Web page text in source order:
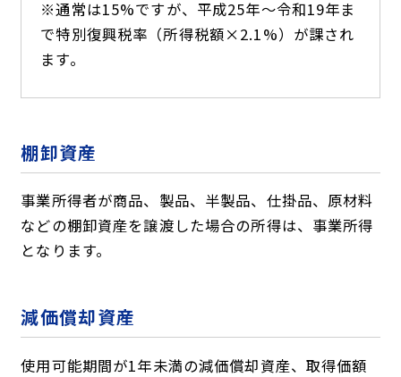
※通常は15%ですが、平成25年～令和19年ま
で特別復興税率（所得税額×2.1%）が課され
ます。
棚卸資産
事業所得者が商品、製品、半製品、仕掛品、原材料
などの棚卸資産を譲渡した場合の所得は、事業所得
となります。
減価償却資産
使用可能期間が1年未満の減価償却資産、取得価額